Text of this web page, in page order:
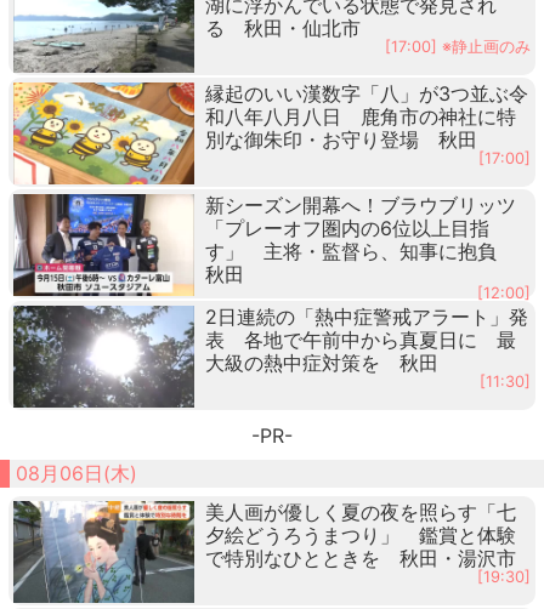
る 秋田・仙北市
[17:00] ※静止画のみ
縁起のいい漢数字「八」が3つ並ぶ令
和八年八月八日 鹿角市の神社に特
別な御朱印・お守り登場 秋田
[17:00]
新シーズン開幕へ！ブラウブリッツ
「プレーオフ圏内の6位以上目指
す」 主将・監督ら、知事に抱負
秋田
[12:00]
2日連続の「熱中症警戒アラート」発
表 各地で午前中から真夏日に 最
大級の熱中症対策を 秋田
[11:30]
-PR-
08月06日(木)
美人画が優しく夏の夜を照らす「七
夕絵どうろうまつり」 鑑賞と体験
で特別なひとときを 秋田・湯沢市
[19:30]